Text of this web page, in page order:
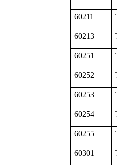
60211
60213
60251
60252
60253
60254
60255
60301